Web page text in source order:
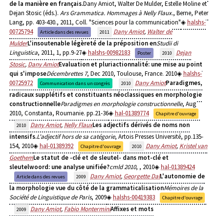
de la manière en français.Dany Amiot, Walter De Mulder, Estelle Moline et
Dejan Stosic (éds.). Ars Grammatica. Hommages à Nelly Flaux., Berne, Peter
Lang, pp. 403-430., 2011, Coll. "Sciences pour la communication"
halshs-
00725794
Article dans des revues 2011 Dany Amiot, Walter de
MulderL'insoutenable légèreté de la préposition enStudii di
Linguistica, 2011, 1, pp.9-27 halshs-00982183 Poster 2010
Dejan
Stosic, Dany AmiotEvaluation et pluriactionnalité: une mise au point
qui s'imposeDécembrettes 7, Dec 2010, Toulouse, France. 2010
halshs-
00725972
Communication dans un congrès 2010 Dany AmiotParadigmes,
radicaux supplétifs et constituants néoclassiques en morphologie
constructionnelleParadigmes en morphologie constructionnelle, Aug
2010, Constanta, Roumanie. pp.21-36
hal-01389774
Chapitre d'ouvrage
2010
Dany Amiot, Nelly FlauxLes adjectifs dérivés de noms non
intensifs.L'adjectif hors de sa catégorie, Artois Presses Université, pp.135-
154, 2010
hal-01389392 Chapitre d'ouvrage 2010 Dany Amiot, Kristel van
GoethemLe statut de -clé et de sleutel- dans mot-clé et
sleutelwoord: une analyse unifiée?cmld 2010, , 2010 hal-01389424
Article dans des revues 2009 Dany Amiot, Georgette DalL'autonomie de
la morphologie vue du côté de la grammaticalisationMémoires de la
Société de Linguistique de Paris, 2009 halshs-00419383
Chapitre d'ouvrage
2009
Dany Amiot, Fabio MonterminiAffixes et mots